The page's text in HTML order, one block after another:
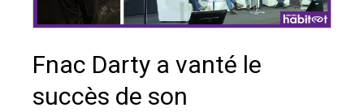
Fnac Darty a vanté le
succès de son